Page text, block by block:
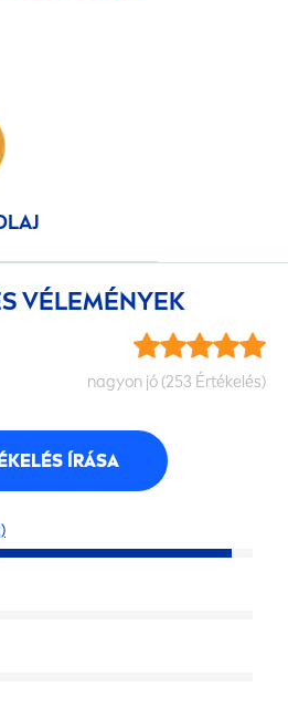
VÉLEMÉNYEK
nagyon jó (253 Értékelés)
ÍRÁSA